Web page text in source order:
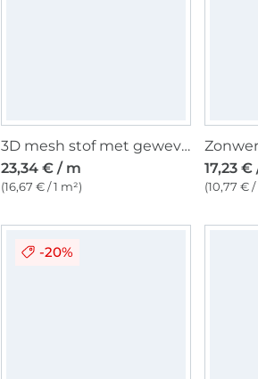
3D mesh stof met geweven achterkant, lichtgrijs
23,34 € / m
(16,67 € / 1 m²)
17,23 €
(10,77 € /
-20%